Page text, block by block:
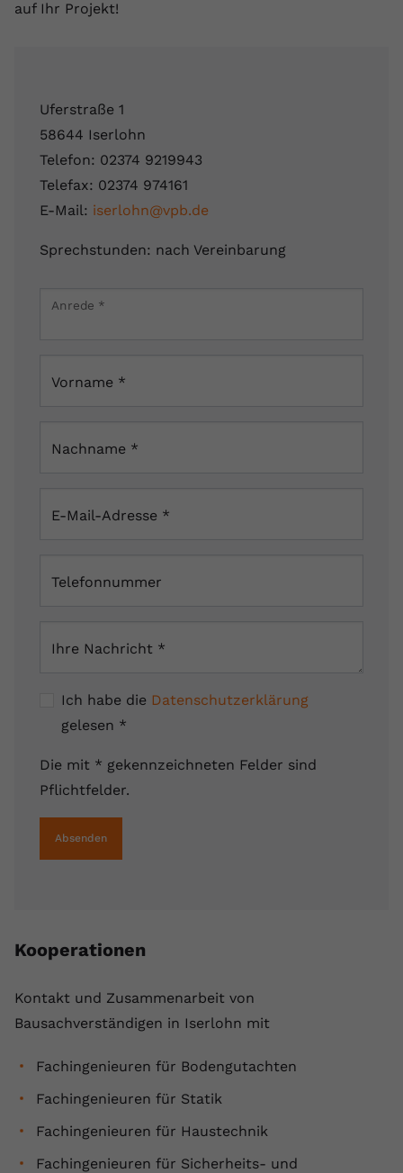
auf Ihr Projekt!
Uferstraße 1
58644 Iserlohn
Telefon: 02374 9219943
Telefax: 02374 974161
E-Mail: iserlohn@vpb.de
Sprechstunden: nach Vereinbarung
Uferstraße 1, 58644 Iserlohn, Deutschland
Anrede *
Vorname *
Nachname *
E-Mail-Adresse *
Telefonnummer
Ihre Nachricht *
Ich habe die Datenschutzerklärung
gelesen *
Die mit * gekennzeichneten Felder sind
Pflichtfelder.
Absenden
Kooperationen
Kontakt und Zusammenarbeit von
Bausachverständigen in Iserlohn mit
Fachingenieuren für Bodengutachten
Fachingenieuren für Statik
Fachingenieuren für Haustechnik
Fachingenieuren für Sicherheits- und